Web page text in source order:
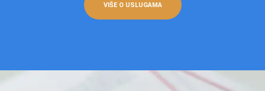
VIŠE O USLUGAMA